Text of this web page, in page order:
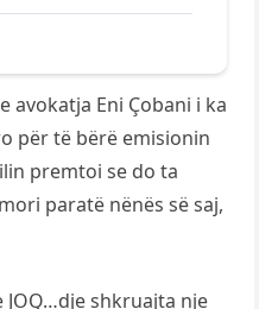
avokatja Eni Çobani i ka
për të bërë emisionin
premtoi se do ta
paratë nënës së saj,
shkruajta nje